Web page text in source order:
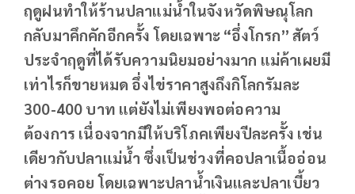
ฤดูฝนทำให้ร้านปลาแม่น้ำในจังหวัดพิษณุโลก
กลับมาคึกคักอีกครั้ง โดยเฉพาะ “อึ่งโกรก” สัตว์
ประจำฤดูที่ได้รับความนิยมอย่างมาก แม่ค้าเผยมี
เท่าไรก็ขายหมด อึ่งไข่ราคาสูงถึงกิโลกรัมละ
300-400 บาท แต่ยังไม่เพียงพอต่อความ
ต้องการ เนื่องจากมีให้บริโภคเพียงปีละครั้ง เช่น
เดียวกับปลาแม่น้ำ ซึ่งเป็นช่วงที่คอปลาเนื้ออ่อน
ต่างรอคอย โดยเฉพาะปลาน้ำเงินและปลาเบี้ยว